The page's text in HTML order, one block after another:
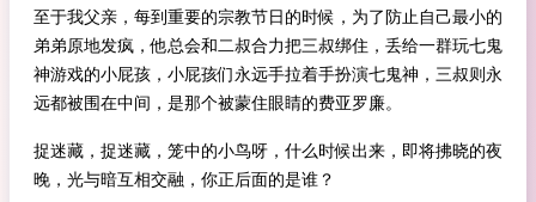
至于我父亲，每到重要的宗教节日的时候，为了防止自己最小的
弟弟原地发疯，他总会和二叔合力把三叔绑住，丢给一群玩七鬼
神游戏的小屁孩，小屁孩们永远手拉着手扮演七鬼神，三叔则永
远都被围在中间，是那个被蒙住眼睛的费亚罗廉。
捉迷藏，捉迷藏，笼中的小鸟呀，什么时候出来，即将拂晓的夜
晚，光与暗互相交融，你正后面的是谁？